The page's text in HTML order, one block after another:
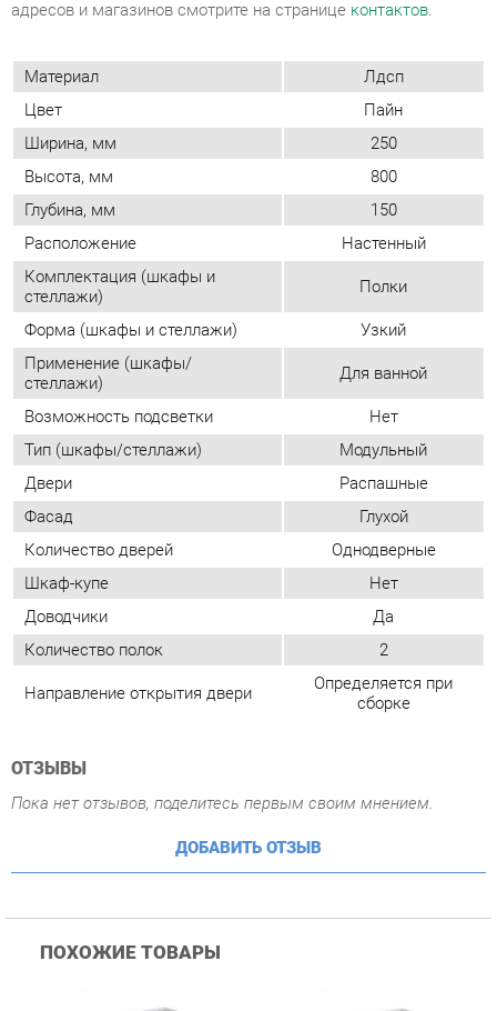
Высота, мм
800
Расположение
Настенный
Комплектация (шкафы и
стеллажи) Полки
Форма (шкафы и стеллажи) Узкий
Применение (шкафы/
стеллажи)
Для ванной
Возможность подсветки
Нет
Тип (шкафы/стеллажи)
Модульный
Двери
Распашные
Фасад
Глухой
Количество дверей
Однодверные
Шкаф-купе
Нет
Доводчики
Количество полок
Направление открытия двери Определяется при
сборке
ОТЗЫВЫ
Пока нет отзывов, поделитесь первым своим мнением.
ДОБАВИТЬ ОТЗЫВ
ПОХОЖИЕ ТОВАРЫ